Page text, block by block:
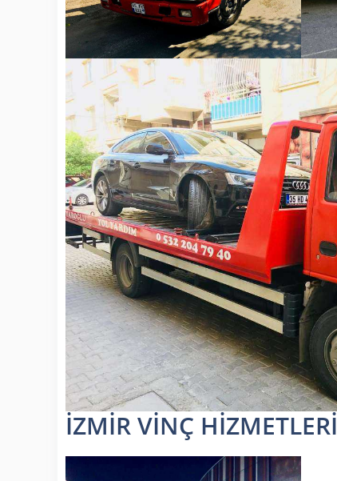
İZMİR VİNÇ HİZMETLERİ